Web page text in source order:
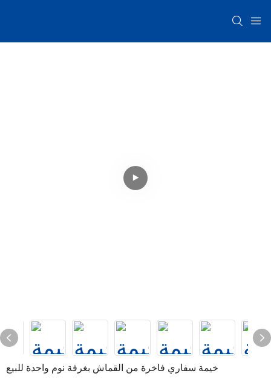
خيمة سفاري فاخرة من القماش بغرفة نوم واحدة للبيع